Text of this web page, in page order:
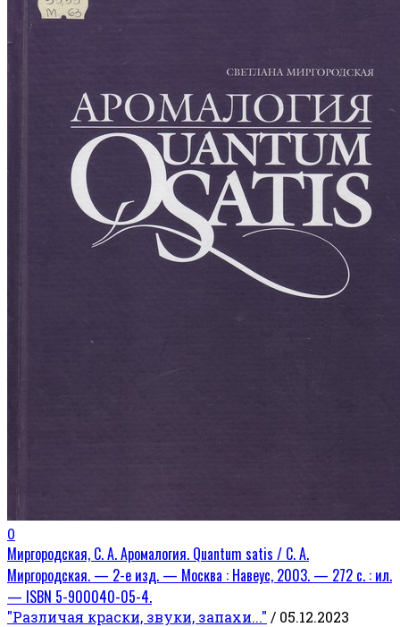
0
Миргородская, С. А. Аромалогия. Quantum satis / С. А.
Миргородская. — 2-е изд. — Москва : Навеус, 2003. — 272 с. : ил.
— ISBN 5-900040-05-4.
"Различая краски, звуки, запахи..." / 05.12.2023